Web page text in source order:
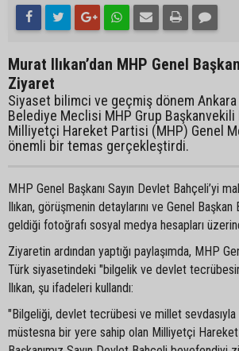
Murat Ilıkan’dan MHP Genel
Ziyaret
Siyaset bilimci ve geçmiş dönem
Belediye Meclisi MHP Grup Başkanvekili
Milliyetçi Hareket Partisi (MHP) Genel
önemli bir temas gerçekleştirdi.
MHP Genel Başkanı Sayın Devlet Bahçeli’yi
Ilıkan, görüşmenin detaylarını ve Genel
geldiği fotoğrafı sosyal medya hesapları
Ziyaretin ardından yaptığı paylaşımda, MHP
Türk siyasetindeki "bilgelik ve devlet
Ilıkan, şu ifadeleri kullandı:
"Bilgeliği, devlet tecrübesi ve millet
müstesna bir yere sahip olan Milliyetçi